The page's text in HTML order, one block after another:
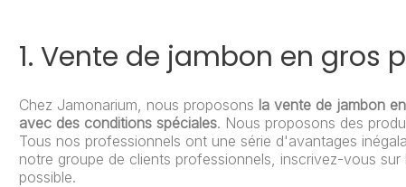
1. Vente de jambon en gros
Chez Jamonarium, nous proposons la vente de jambon
avec des conditions spéciales. Nous proposons des
Tous nos professionnels ont une série d'avantages
notre groupe de clients professionnels, inscrivez-vous
possible.